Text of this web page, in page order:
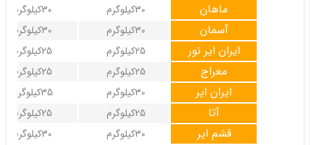
30کیلوگرم 30کیلوگرم ماهان
30کیلوگرم 30کیلوگرم آسمان
25کیلوگرم 25کیلوگرم ایران ایر تور
25کیلوگرم 25کیلوگرم معراج
35کیلوگرم 30کیلوگرم ایران ایر
25کیلوگرم 25کیلوگرم آتا
30کیلوگرم 30کیلوگرم قشم ایر